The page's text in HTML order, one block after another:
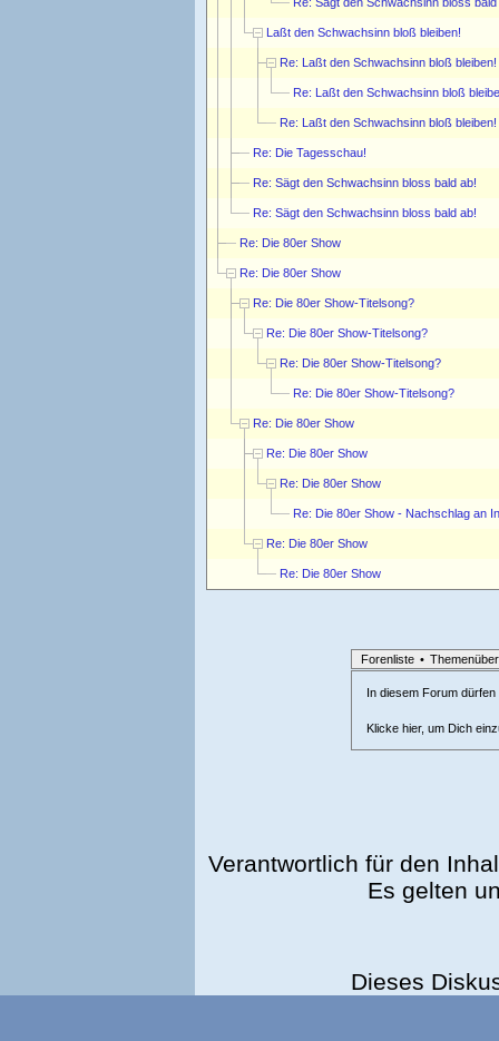
Laßt den Schwachsinn bloß bleiben!
Re: Laßt den Schwachsinn bloß bleiben!
Re: Laßt den Schwachsinn bloß
Re: Laßt den Schwachsinn bloß bleiben!
Re: Die Tagesschau!
Re: Sägt den Schwachsinn bloss bald ab!
Re: Sägt den Schwachsinn bloss bald ab!
Re: Die 80er Show
Re: Die 80er Show
Re: Die 80er Show-Titelsong?
Re: Die 80er Show-Titelsong?
Re: Die 80er Show-Titelsong?
Re: Die 80er Show-Titelsong?
Re: Die 80er Show
Re: Die 80er Show
Re: Die 80er Show
Re: Die 80er Show - Nachschlag an
Re: Die 80er Show
Re: Die 80er Show
Forenliste •
In diesem Forum
Klicke hier, um Dich
Verantwortlich für den
Es gelten
Dieses